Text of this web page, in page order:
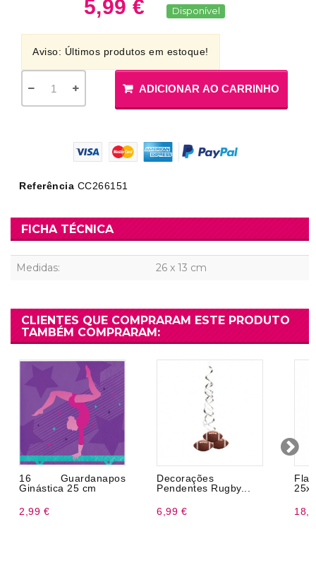
5,99 € Disponível
Aviso: Últimos produtos em estoque!
ADICIONAR AO CARRINHO
Referência CC266151
FICHA TÉCNICA
Medidas: 26 x 13 cm
CLIENTES QUE COMPRARAM ESTE PRODUTO
TAMBÉM COMPRARAM:
16 Guardanapos
Ginástica 25 cm
2,99 €
Decorações
Pendentes Rugby...
6,99 €